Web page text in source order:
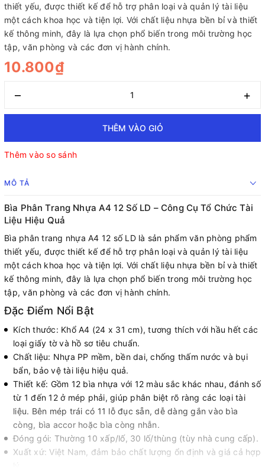
thiết yếu, được thiết kế để hỗ trợ phân loại và quản lý tài liệu
một cách khoa học và tiện lợi. Với chất liệu nhựa bền bỉ và thiết
kế thông minh, đây là lựa chọn phổ biến trong môi trường học
tập, văn phòng và các đơn vị hành chính.
10.800₫
– +
THÊM VÀO GIỎ
Thêm vào so sánh
MÔ TẢ
Bìa Phân Trang Nhựa A4 12 Số LD – Công Cụ Tổ Chức Tài
Liệu Hiệu Quả
Bìa phân trang nhựa A4 12 số LD là sản phẩm văn phòng phẩm
thiết yếu, được thiết kế để hỗ trợ phân loại và quản lý tài liệu
một cách khoa học và tiện lợi. Với chất liệu nhựa bền bỉ và thiết
kế thông minh, đây là lựa chọn phổ biến trong môi trường học
tập, văn phòng và các đơn vị hành chính.
Đặc Điểm Nổi Bật
Kích thước: Khổ A4 (24 x 31 cm), tương thích với hầu hết các
loại giấy tờ và hồ sơ tiêu chuẩn.
Chất liệu: Nhựa PP mềm, bền dai, chống thấm nước và bụi
bẩn, bảo vệ tài liệu hiệu quả.
Thiết kế: Gồm 12 bìa nhựa với 12 màu sắc khác nhau, đánh số
từ 1 đến 12 ở mép phải, giúp phân biệt rõ ràng các loại tài
liệu. Bên mép trái có 11 lỗ đục sẵn, dễ dàng gắn vào bìa
còng, bìa accor hoặc bìa còng nhẫn.
Đóng gói: Thường 10 xấp/lố, 30 lố/thùng (tùy nhà cung cấp).
Xuất xứ: Việt Nam, đảm bảo chất lượng ổn định và giá cả hợp